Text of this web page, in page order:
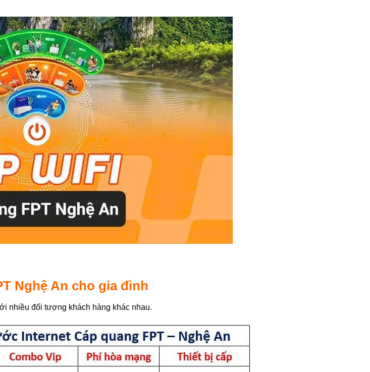
Nghệ An cho gia đình
nhiều đối tượng khách hàng khác nhau.